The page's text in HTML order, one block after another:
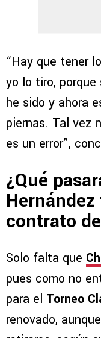
“Hay que tener
yo lo tiro,
he sido y ahora
piernas. Tal vez
es un error”,
¿Qué
contrato
Solo falta que
pues como no
para el Torneo
renovado,